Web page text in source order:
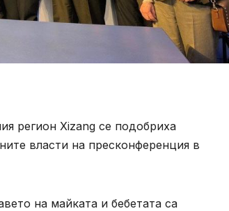
регион Xizang се подобриха
власти на пресконференция в
на майката и бебетата са